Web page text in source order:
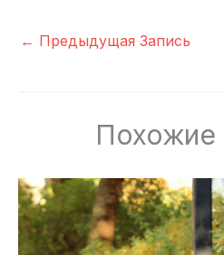
← Предыдущая Запись
Похожие